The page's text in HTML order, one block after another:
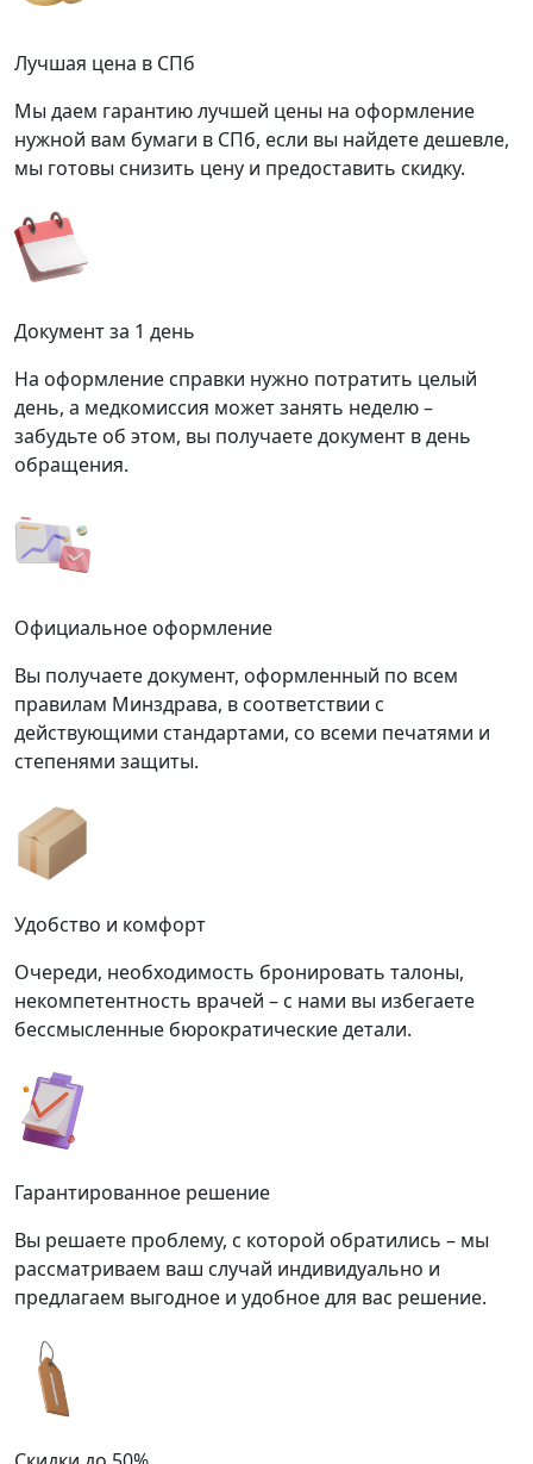
Лучшая цена в СПб
Мы даем гарантию лучшей цены на оформление
нужной вам бумаги в СПб, если вы найдете дешевле,
мы готовы снизить цену и предоставить скидку.
Документ за 1 день
На оформление справки нужно потратить целый
день, а медкомиссия может занять неделю –
забудьте об этом, вы получаете документ в день
обращения.
Официальное оформление
Вы получаете документ, оформленный по всем
правилам Минздрава, в соответствии с
действующими стандартами, со всеми печатями и
степенями защиты.
Удобство и комфорт
Очереди, необходимость бронировать талоны,
некомпетентность врачей – с нами вы избегаете
бессмысленные бюрократические детали.
Гарантированное решение
Вы решаете проблему, с которой обратились – мы
рассматриваем ваш случай индивидуально и
предлагаем выгодное и удобное для вас решение.